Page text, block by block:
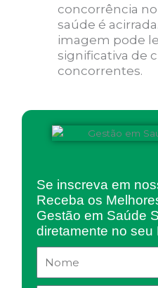
concorrência
saúde é
imagem pode
significativa de
concorrentes.
Se inscreva em
Receba os
Gestão em Saúde
diretamente no seu